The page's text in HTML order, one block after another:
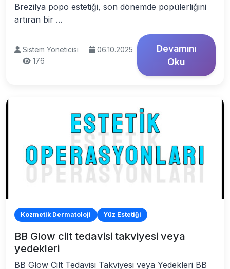
Brezilya popo estetiği, son dönemde popülerliğini
artıran bir ...
Sistem Yöneticisi
06.10.2025
176
Devamını
Oku
Kozmetik Dermatoloji Yüz Estetiği
BB Glow cilt tedavisi takviyesi veya
yedekleri
BB Glow Cilt Tedavisi Takviyesi veya Yedekleri BB